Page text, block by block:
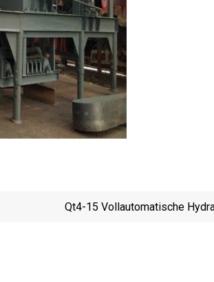
Qt4-15 Vollautomatische